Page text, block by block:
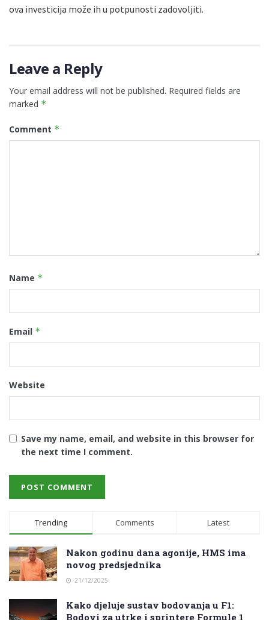
ova investicija može ih u potpunosti zadovoljiti.
Leave a Reply
Your email address will not be published. Required fields are
marked *
Comment *
Name *
Email *
Website
Save my name, email, and website in this browser for
the next time I comment.
Trending Comments Latest
Nakon godinu dana agonije, HMS ima
novog predsjednika
21/12/2025
Kako djeluje sustav bodovanja u F1:
Bodovi za utrke i sprintere Formule 1